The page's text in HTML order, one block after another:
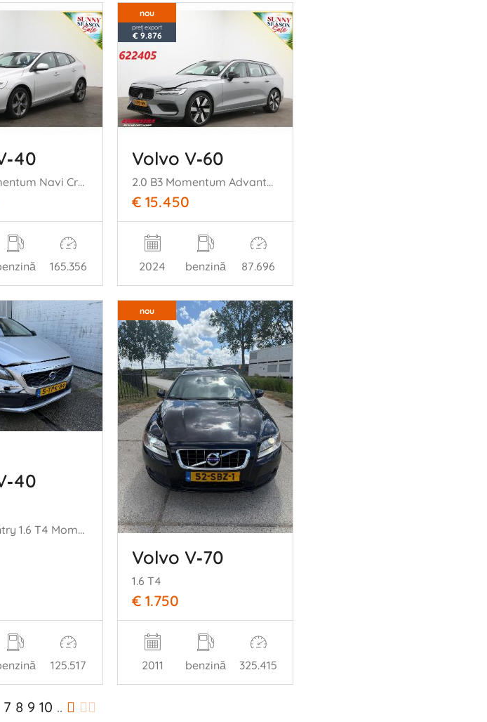
2.0 T3 Momentum Navi Cruise SHZ PDC LMV
165.356
nou
preț export
€ 9.876
Volvo V‑60
2.0 B3 Momentum Advantage LED ACC Leder Apple/Android LRHZ AHK
€ 15.450
2024 benzină 87.696
Cross Country 1.6 T4 Momentum
125.517
nou
Volvo V‑70
1.6 T4
€ 1.750
2011 benzină 325.415
7 8 9 10 ..